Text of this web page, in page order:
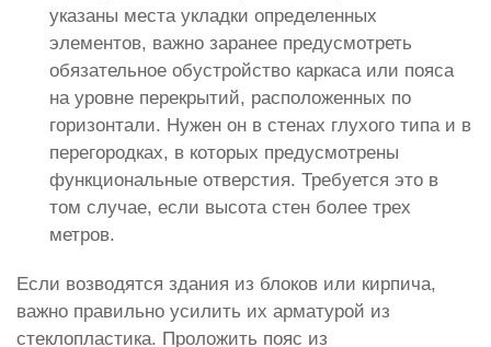
указаны места укладки определенных
элементов, важно заранее предусмотреть
обязательное обустройство каркаса или пояса
на уровне перекрытий, расположенных по
горизонтали. Нужен он в стенах глухого типа и в
перегородках, в которых предусмотрены
функциональные отверстия. Требуется это в
том случае, если высота стен более трех
метров.
Если возводятся здания из блоков или кирпича,
важно правильно усилить их арматурой из
стеклопластика. Проложить пояс из